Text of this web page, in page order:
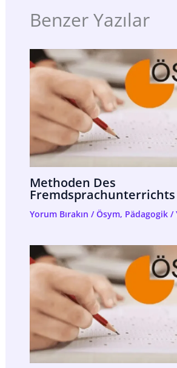
Benzer Yazılar
Methoden Des
Fremdsprachunterrichts
Yorum Bırakın /Ösym, Pädagogik/